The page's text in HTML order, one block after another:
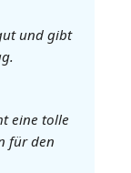
und gibt
eine tolle
für den